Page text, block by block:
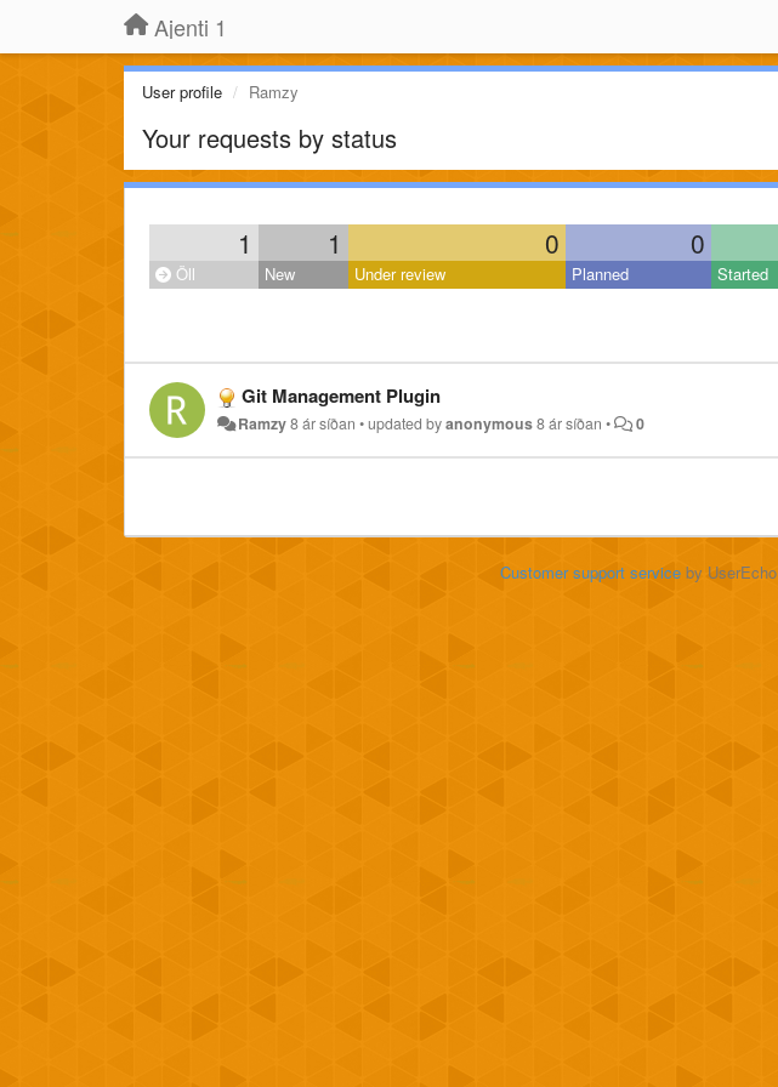
Ajenti 1
User profile Ramzy
Your requests by status
1 1 0 0
Öll New Under review Planned Started
Git Management Plugin
Ramzy8 ár síðan •updated byanonymous8 ár síðan • 0
Customer support serviceby UserEcho